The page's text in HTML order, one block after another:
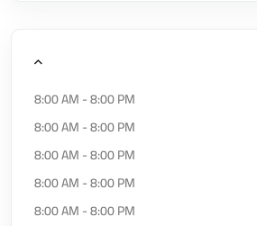
8:00 AM - 8:00 PM
8:00 AM - 8:00 PM
8:00 AM - 8:00 PM
8:00 AM - 8:00 PM
8:00 AM - 8:00 PM